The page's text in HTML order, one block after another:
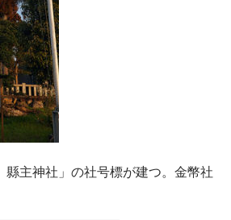
主神社」の社号標が建つ。金幣社